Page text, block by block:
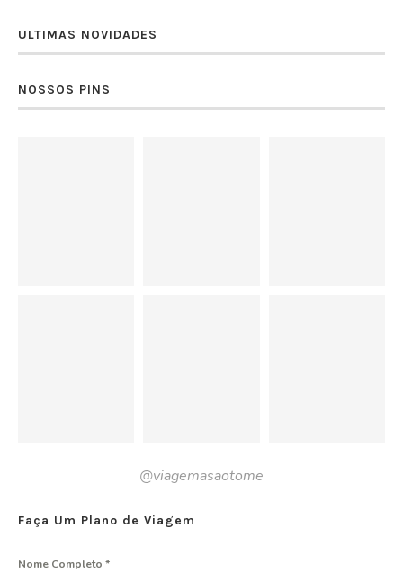
ULTIMAS NOVIDADES
NOSSOS PINS
@viagemasaotome
Faça Um Plano de Viagem
Nome Completo *